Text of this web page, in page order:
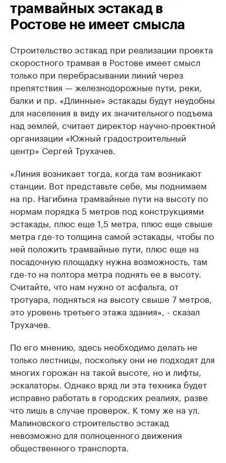
трамвайных эстакад в
Ростове не имеет смысла
Строительство эстакад при реализации проекта
скоростного трамвая в Ростове имеет смысл
только при перебрасывании линий через
препятствия — железнодорожные пути, реки,
балки и пр. «Длинные» эстакады будут неудобны
для населения в виду их значительного подъема
над землей, считает директор научно-проектной
организации «Южный градостроительный
центр» Сергей Трухачев.
«Линия возникает тогда, когда там возникают
станции. Вот представьте себе, мы поднимаем
на пр. Нагибина трамвайные пути на высоту по
нормам порядка 5 метров под конструкциями
эстакады, плюс еще 1,5 метра, плюс еще свыше
метра где-то толщина самой эстакады, чтобы по
ней положить трамвайные пути, плюс еще на
посадочную площадку нужна возможность, там
где-то на полтора метра поднять ее в высоту.
Считайте, что нам нужно от асфальта, от
тротуара, подняться на высоту свыше 7 метров,
это уровень третьего этажа здания», - сказал
Трухачев.
По его мнению, здесь необходимо делать не
только лестницы, поскольку они не подходят для
многих горожан на такой высоте, но и лифты,
эскалаторы. Однако вряд ли эта техника будет
исправно работать в городских реалиях, разве
что лишь в случае проверок. К тому же на ул.
Малиновского строительство эстакад
невозможно для полноценного движения
общественного транспорта.